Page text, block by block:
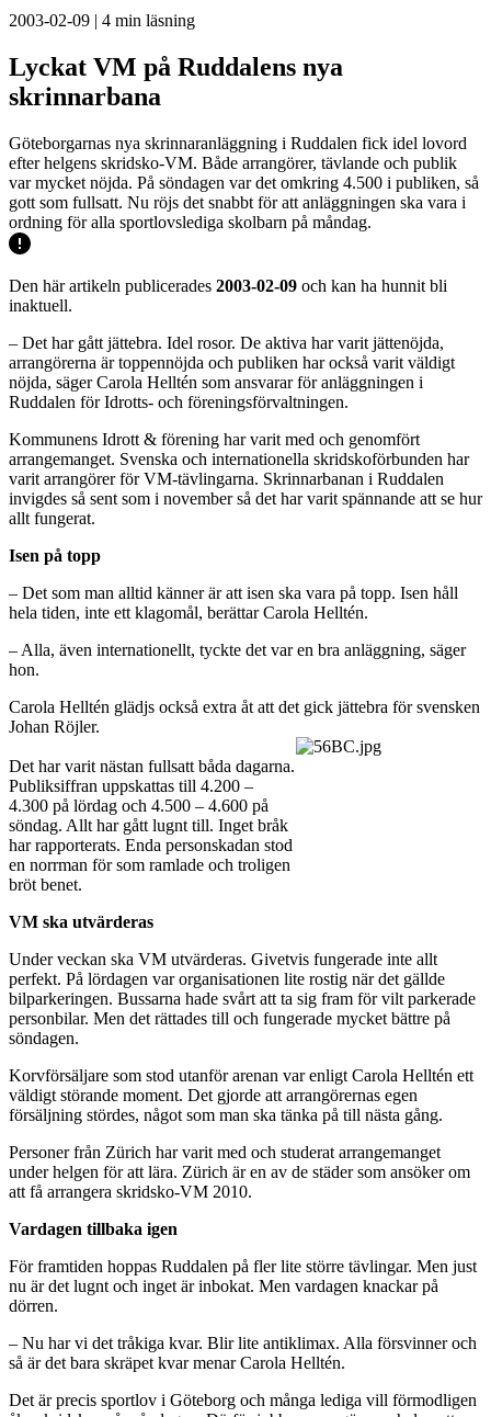
2003-02-09 | 4 min läsning
Lyckat VM på Ruddalens nya
skrinnarbana
Göteborgarnas nya skrinnaranläggning i Ruddalen fick idel lovord
efter helgens skridsko-VM. Både arrangörer, tävlande och publik
var mycket nöjda. På söndagen var det omkring 4.500 i publiken, så
gott som fullsatt. Nu röjs det snabbt för att anläggningen ska vara i
ordning för alla sportlovslediga skolbarn på måndag.
Den här artikeln publicerades 2003-02-09 och kan ha hunnit bli
inaktuell.
– Det har gått jättebra. Idel rosor. De aktiva har varit jättenöjda,
arrangörerna är toppennöjda och publiken har också varit väldigt
nöjda, säger Carola Helltén som ansvarar för anläggningen i
Ruddalen för Idrotts- och föreningsförvaltningen.
Kommunens Idrott & förening har varit med och genomfört
arrangemanget. Svenska och internationella skridskoförbunden har
varit arrangörer för VM-tävlingarna. Skrinnarbanan i Ruddalen
invigdes så sent som i november så det har varit spännande att se hur
allt fungerat.
Isen på topp
– Det som man alltid känner är att isen ska vara på topp. Isen håll
hela tiden, inte ett klagomål, berättar Carola Helltén.
– Alla, även internationellt, tyckte det var en bra anläggning, säger
hon.
Carola Helltén glädjs också extra åt att det gick jättebra för svensken
Johan Röjler.
Det har varit nästan fullsatt båda dagarna.
Publiksiffran uppskattas till 4.200 –
4.300 på lördag och 4.500 – 4.600 på
söndag. Allt har gått lugnt till. Inget bråk
har rapporterats. Enda personskadan stod
en norrman för som ramlade och troligen
bröt benet.
VM ska utvärderas
Under veckan ska VM utvärderas. Givetvis fungerade inte allt
perfekt. På lördagen var organisationen lite rostig när det gällde
bilparkeringen. Bussarna hade svårt att ta sig fram för vilt parkerade
personbilar. Men det rättades till och fungerade mycket bättre på
söndagen.
Korvförsäljare som stod utanför arenan var enligt Carola Helltén ett
väldigt störande moment. Det gjorde att arrangörernas egen
försäljning stördes, något som man ska tänka på till nästa gång.
Personer från Zürich har varit med och studerat arrangemanget
under helgen för att lära. Zürich är en av de städer som ansöker om
att få arrangera skridsko-VM 2010.
Vardagen tillbaka igen
För framtiden hoppas Ruddalen på fler lite större tävlingar. Men just
nu är det lugnt och inget är inbokat. Men vardagen knackar på
dörren.
– Nu har vi det tråkiga kvar. Blir lite antiklimax. Alla försvinner och
så är det bara skräpet kvar menar Carola Helltén.
Det är precis sportlov i Göteborg och många lediga vill förmodligen